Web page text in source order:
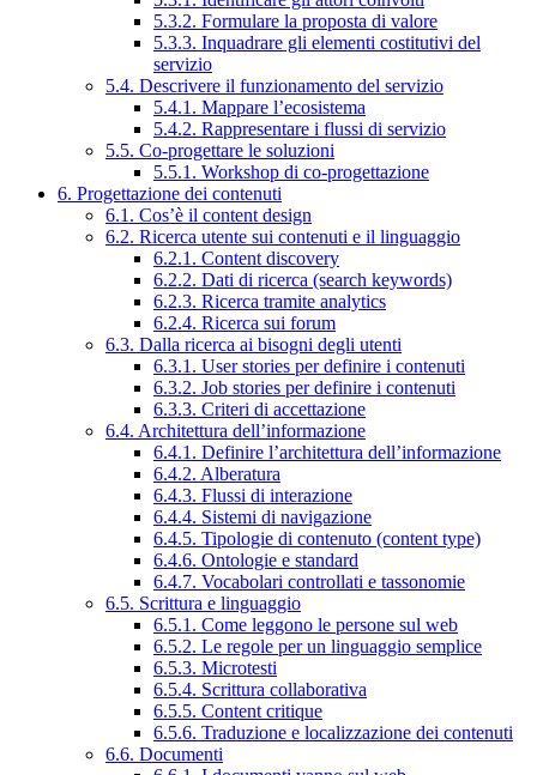
5.3.2. Formulare la proposta di valore
5.3.3. Inquadrare gli elementi costitutivi del
servizio
5.4. Descrivere il funzionamento del servizio
5.4.1. Mappare l’ecosistema
5.4.2. Rappresentare i flussi di servizio
5.5. Co-progettare le soluzioni
5.5.1. Workshop di co-progettazione
6. Progettazione dei contenuti
6.1. Cos’è il content design
6.2. Ricerca utente sui contenuti e il linguaggio
6.2.1. Content discovery
6.2.2. Dati di ricerca (search keywords)
6.2.3. Ricerca tramite analytics
6.2.4. Ricerca sui forum
6.3. Dalla ricerca ai bisogni degli utenti
6.3.1. User stories per definire i contenuti
6.3.2. Job stories per definire i contenuti
6.3.3. Criteri di accettazione
6.4. Architettura dell’informazione
6.4.1. Definire l’architettura dell’informazione
6.4.2. Alberatura
6.4.3. Flussi di interazione
6.4.4. Sistemi di navigazione
6.4.5. Tipologie di contenuto (content type)
6.4.6. Ontologie e standard
6.4.7. Vocabolari controllati e tassonomie
6.5. Scrittura e linguaggio
6.5.1. Come leggono le persone sul web
6.5.2. Le regole per un linguaggio semplice
6.5.3. Microtesti
6.5.4. Scrittura collaborativa
6.5.5. Content critique
6.5.6. Traduzione e localizzazione dei contenuti
6.6. Documenti